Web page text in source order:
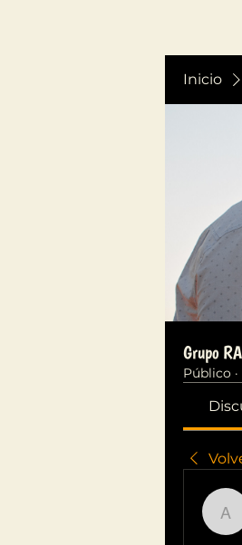
Inicio
Grupo
Público ·